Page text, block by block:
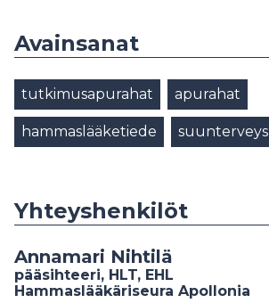
Avainsanat
tutkimusapurahat apurahat
hammaslääketiede suunterveys
Yhteyshenkilöt
Annamari Nihtilä
pääsihteeri, HLT, EHL
Hammaslääkäriseura Apollonia